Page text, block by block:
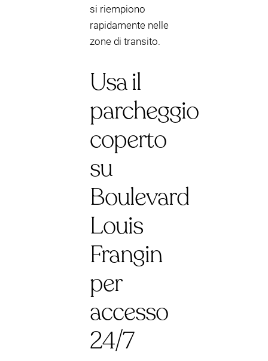
si riempiono
rapidamente nelle
zone di transito.
Usa il
parcheggio
coperto
su
Boulevard
Louis
Frangin
per
accesso
24/7